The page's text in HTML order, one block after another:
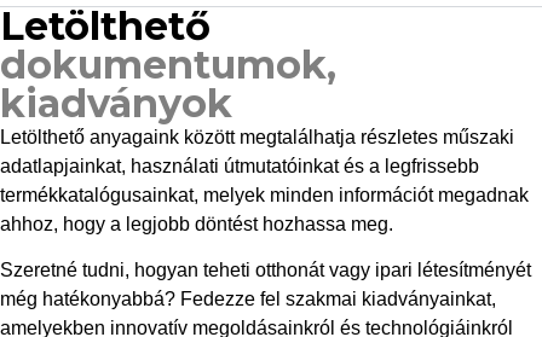
Letölthető
dokumentumok,
kiadványok
Letölthető anyagaink között megtalálhatja részletes műszaki
adatlapjainkat, használati útmutatóinkat és a legfrissebb
termékkatalógusainkat, melyek minden információt megadnak
ahhoz, hogy a legjobb döntést hozhassa meg.
Szeretné tudni, hogyan teheti otthonát vagy ipari létesítményét
még hatékonyabbá? Fedezze fel szakmai kiadványainkat,
amelyekben innovatív megoldásainkról és technológiáinkról